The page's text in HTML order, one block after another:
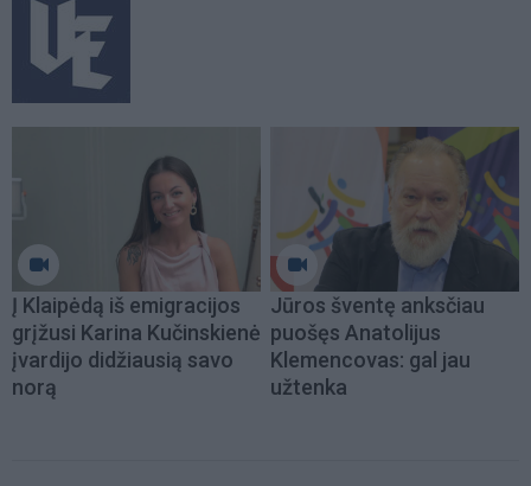
Į Klaipėdą iš emigracijos
grįžusi Karina Kučinskienė
įvardijo didžiausią savo
norą
Jūros šventę anksčiau
puošęs Anatolijus
Klemencovas: gal jau
užtenka